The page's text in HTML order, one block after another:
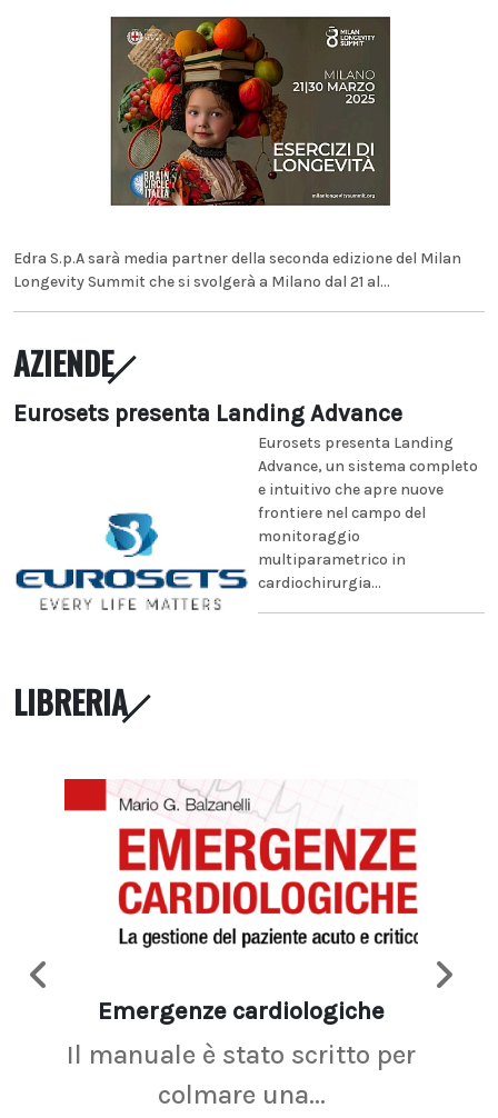
Edra S.p.A sarà media partner della seconda edizione del Milan
Longevity Summit che si svolgerà a Milano dal 21 al...
AZIENDE
Eurosets presenta Landing Advance
Eurosets presenta Landing
Advance, un sistema completo
e intuitivo che apre nuove
frontiere nel campo del
monitoraggio
multiparametrico in
cardiochirurgia...
LIBRERIA
Emergenze cardiologiche
Il manuale è stato scritto per
colmare una...